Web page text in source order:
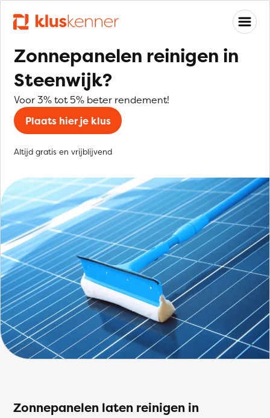
Zonnepanelen reinigen in
Steenwijk?
Voor 3% tot 5% beter rendement!
Plaats hier je klus
Altijd gratis en vrijblijvend
Zonnepanelen laten reinigen in